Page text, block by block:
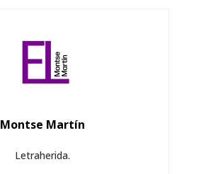
Montse Martín
Letraherida.